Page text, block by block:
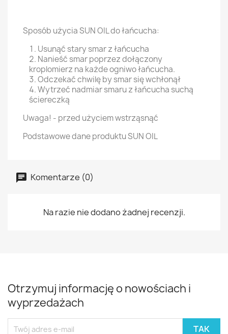
Sposób użycia SUN OIL do łańcucha:
Usunąć stary smar z łańcucha
Nanieść smar poprzez dołączony
kroplomierz na każde ogniwo łańcucha.
Odczekać chwilę by smar się wchłonął
Wytrzeć nadmiar smaru z łańcucha suchą
ściereczką
Uwaga! - przed użyciem wstrząsnąć
Podstawowe dane produktu SUN OIL
Komentarze (0)
Na razie nie dodano żadnej recenzji.
Otrzymuj informację o nowościach i
wyprzedażach